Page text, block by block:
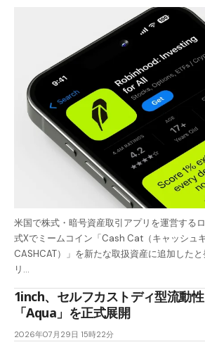
米国で株式・暗号資産取引アプリを運営する
式Xでミームコイン「Cash Cat（キャッシュ
CASHCAT）」を新たな取扱資産に追加した
リ…
1inch、セルフカストディ型流動
「Aqua」を正式展開
2026年07月29日 15時22分